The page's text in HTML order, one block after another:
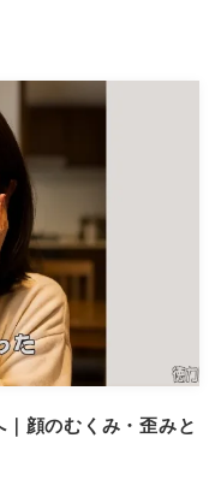
顔のむくみ・歪みと